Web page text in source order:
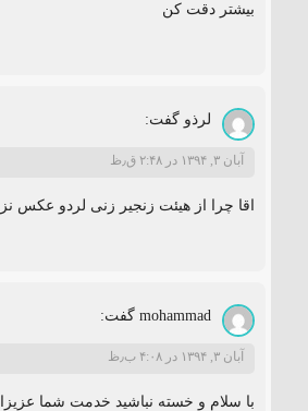
بیشتر دقت کن
لرذو گفت:
آبان ۳, ۱۳۹۴ در ۲:۴۸ ق٫ظ
اقا چرا از هیئت زنجیر زنی لردو عکس
mohammad گفت:
آبان ۳, ۱۳۹۴ در ۴:۰۸ ب٫ظ
با سلام و خسته نباشید خدمت شما